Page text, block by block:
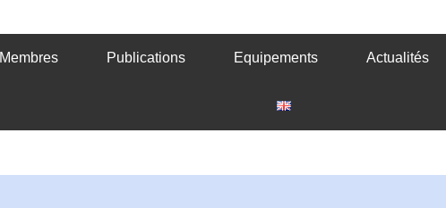
Membres Publications Equipements Actualités